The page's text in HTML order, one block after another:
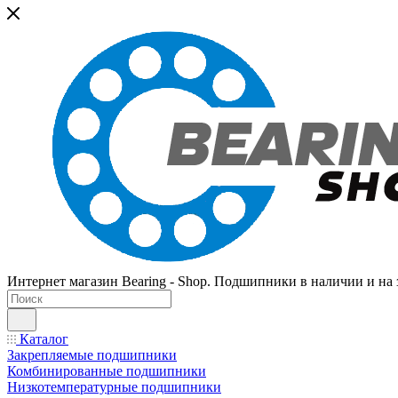
Интернет магазин Bearing - Shop. Подшипники в наличии и на
Каталог
Закрепляемые подшипники
Комбинированные подшипники
Низкотемпературные подшипники